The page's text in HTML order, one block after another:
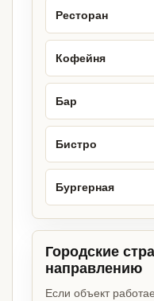
Ресторан
Кофейня
Бар
Бистро
Бургерная
Городские
направлению
Если объект